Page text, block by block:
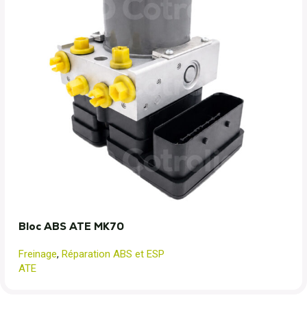
Bloc ABS ATE MK70
Freinage, Réparation ABS et ESP
ATE